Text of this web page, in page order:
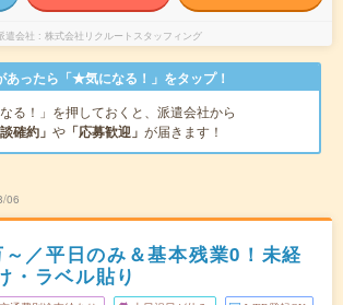
遣会社 株式会社リクルートスタッフィング
あったら「★気になる！」をタップ！
なる！」を押しておくと、派遣会社から
確約」 や 「応募歓迎」 が届きます！
06
／平日のみ＆基本残業0！未経
・ラベル貼り